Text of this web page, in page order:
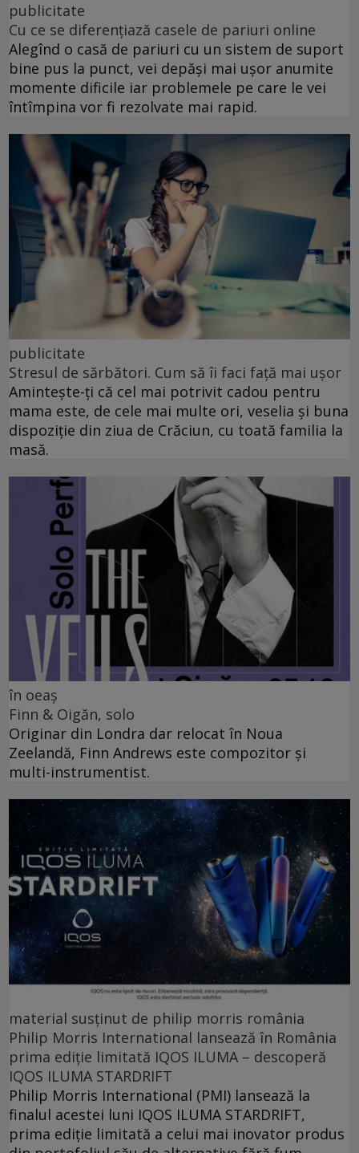
publicitate
Cu ce se diferențiază casele de pariuri online
Alegînd o casă de pariuri cu un sistem de suport
bine pus la punct, vei depăși mai ușor anumite
momente dificile iar problemele pe care le vei
întîmpina vor fi rezolvate mai rapid.
publicitate
Stresul de sărbători. Cum să îi faci față mai ușor
Amintește-ți că cel mai potrivit cadou pentru
mama este, de cele mai multe ori, veselia și buna
dispoziție din ziua de Crăciun, cu toată familia la
masă.
în oeaș
Finn & Oigăn, solo
Originar din Londra dar relocat în Noua
Zeelandă, Finn Andrews este compozitor și
multi-instrumentist.
material susținut de philip morris românia
Philip Morris International lansează în România
prima ediție limitată IQOS ILUMA – descoperă
IQOS ILUMA STARDRIFT
Philip Morris International (PMI) lansează la
finalul acestei luni IQOS ILUMA STARDRIFT,
prima ediție limitată a celui mai inovator produs